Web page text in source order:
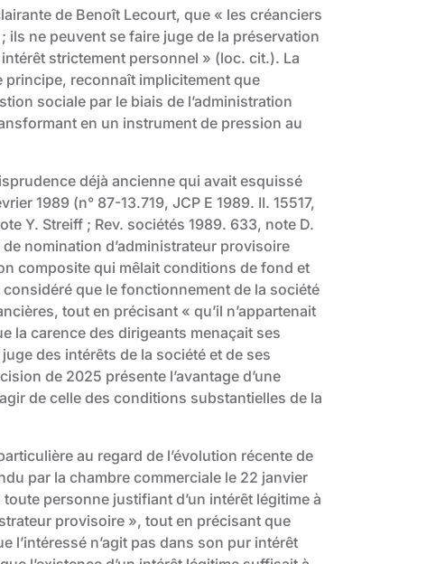
de Benoît Lecourt, que « les créanciers
ils ne peuvent se faire juge de la préservation
strictement personnel » (loc. cit.). La
reconnaît implicitement que
sociale par le biais de l’administration
en un instrument de pression au
déjà ancienne qui avait esquissé
1989 (n° 87-13.719, JCP E 1989. II. 15517,
Y. Streiff ; Rev. sociétés 1989. 633, note D.
nomination d’administrateur provisoire
composite qui mêlait conditions de fond et
que le fonctionnement de la société
tout en précisant « qu’il n’appartenait
la carence des dirigeants menaçait ses
des intérêts de la société et de ses
de 2025 présente l’avantage d’une
de celle des conditions substantielles de la
au regard de l’évolution récente de
par la chambre commerciale le 22 janvier
personne justifiant d’un intérêt légitime à
provisoire », tout en précisant que
l’intéressé n’agit pas dans son pur intérêt